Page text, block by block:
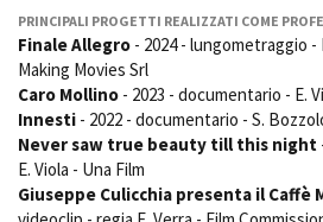
Sala Casting
Sala Paolo Tenna
FILM FUNDS
Piemonte Film Tv Fund
Piemonte Film Tv
Development Fund
Piemonte Doc Film Fund
PRINCIPALI PROGETTI REALIZZATI COME
Finale Allegro - 2024 - lungometraggio -
Making Movies Srl
Caro Mollino - 2023 - documentario - E.
Innesti - 2022 - documentario - S.
Never saw true beauty till this night
E. Viola - Una Film
Giuseppe Culicchia presenta il Caffè